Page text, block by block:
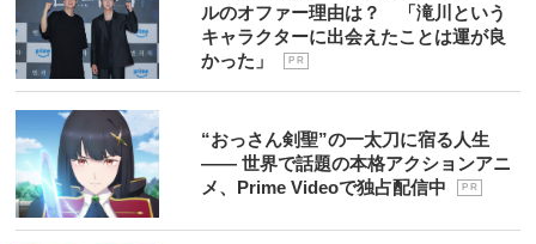
ルのオファー理由は？ 「滝川という
キャラクターに出会えたことは運が良
かった」
P R
“おっさん剣聖”の一太刀に宿る人生
―― 世界で話題の本格アクションアニ
メ、Prime Videoで独占配信中
P R